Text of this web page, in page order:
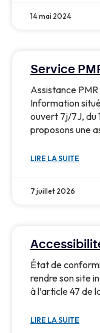
14 mai 2024
Service
Assistance
Information
ouvert 7j/7J, du
proposons une
LIRE LA SUITE
7 juillet 2026
État de
rendre son site
à l’article 47 de
LIRE LA SUITE